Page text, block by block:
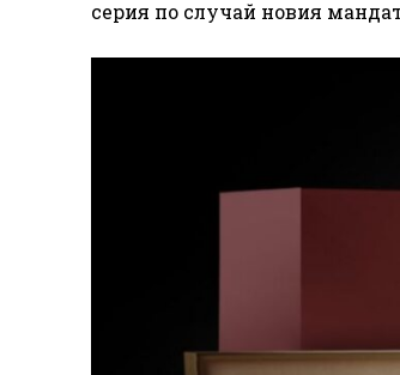
серия по случай новия